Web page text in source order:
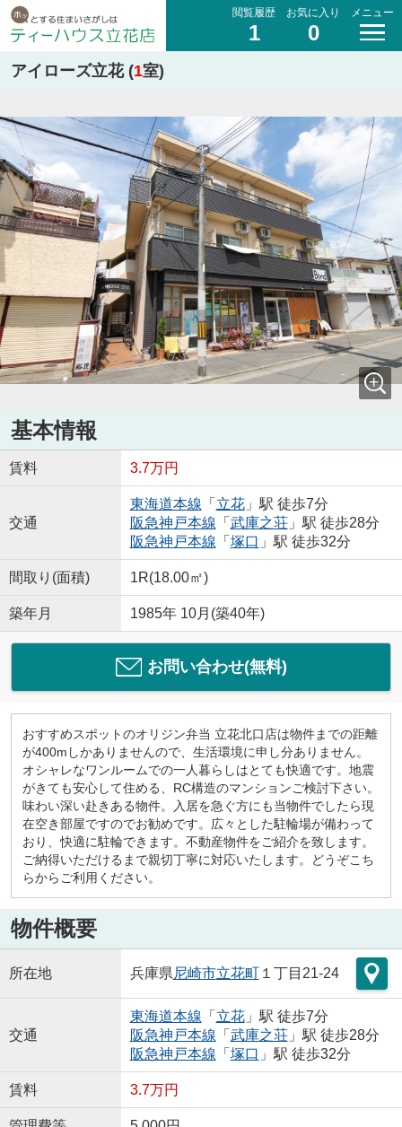
閲覧履歴
1
お気に入り
0
メニュー
アイローズ立花 (1室)
基本情報
賃料 3.7万円
交通
東海道本線 「 立花」駅 徒歩7分
阪急神戸本線 「 武庫之荘」駅 徒歩28分
阪急神戸本線 「 塚口 」駅 徒歩32分
間取り(面積) 1R(18.00㎡)
築年月 1985年 10月(築40年)
お問い合わせ(無料)
おすすめスポットのオリジン弁当 立花北口店は物件までの距離
が400mしかありませんので、生活環境に申し分ありません。
オシャレなワンルームでの一人暮らしはとても快適です。地震
がきても安心して住める、RC構造のマンションご検討下さい。
味わい深い赴きある物件。入居を急ぐ方にも当物件でしたら現
在空き部屋ですのでお勧めです。広々とした駐輪場が備わって
おり、快適に駐輪できます。不動産物件をご紹介を致します。
ご納得いただけるまで親切丁寧に対応いたします。どうぞこち
らからご利用ください。
物件概要
所在地 兵庫県尼崎市立花町１丁目21-24
交通
東海道本線 「 立花」駅 徒歩7分
阪急神戸本線 「 武庫之荘」駅 徒歩28分
阪急神戸本線 「 塚口 」駅 徒歩32分
賃料 3.7万円